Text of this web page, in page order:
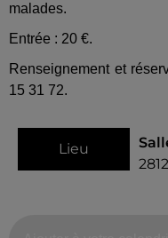
malades.
Entrée : 20 €.
Renseignement et
15 31 72.
Lieu